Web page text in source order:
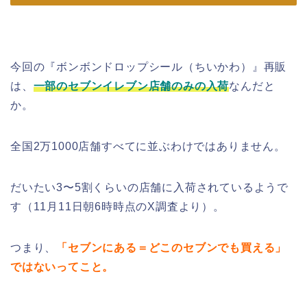
今回の『ボンボンドロップシール（ちいかわ）』再販
は、 一部のセブンイレブン店舗のみの入荷なんだと
か。
全国2万1000店舗すべてに並ぶわけではありません。
だいたい3〜5割くらいの店舗に入荷されているようで
す（11月11日朝6時時点のX調査より）。
つまり、
「セブンにある＝どこのセブンでも買える」
ではないってこと。